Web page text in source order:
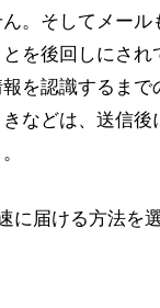
。そしてメール
を後回しにされ
を認識するまで
などは、送信後
に届ける方法を